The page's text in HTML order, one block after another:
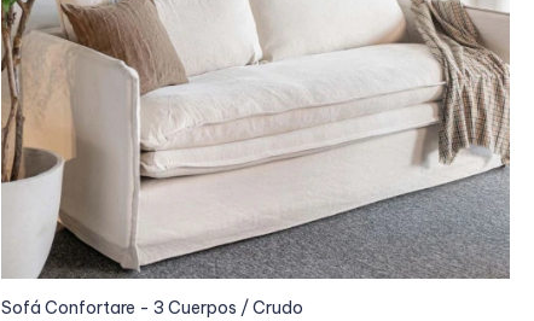
Sofá Confortare - 3 Cuerpos / Crudo